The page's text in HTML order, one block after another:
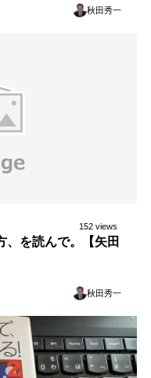
秋田秀一
152 views
、を読んで。【矢田
秋田秀一